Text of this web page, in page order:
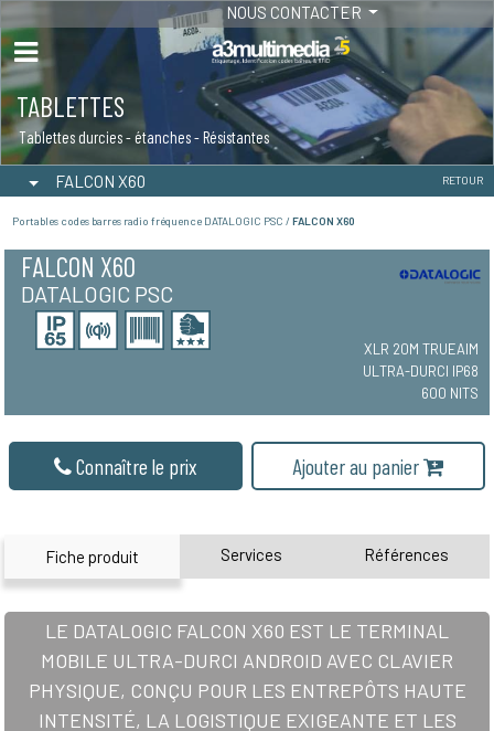
NOUS CONTACTER
TABLETTES
Tablettes durcies - étanches - Résistantes
FALCON X60 RETOUR
Portables codes barres radio fréquence DATALOGIC PSC / FALCON X60
FALCON X60
DATALOGIC PSC
XLR 20M TRUEAIM
ULTRA-DURCI IP68
600 NITS
Connaître le prix Ajouter au panier
Fiche produit Services Références
LE DATALOGIC FALCON X60 EST LE TERMINAL
MOBILE ULTRA-DURCI ANDROID AVEC CLAVIER
PHYSIQUE, CONÇU POUR LES ENTREPÔTS HAUTE
INTENSITÉ, LA LOGISTIQUE EXIGEANTE ET LES